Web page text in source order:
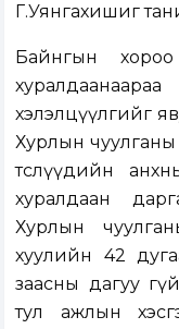
Г.Уянгахишиг
Байнгын
хэлэлцүүлгийг
Хурлын
төслүүдийн
хуралдаан
Хурлын
хуулийн 42
заасны дагуу
тул ажлын